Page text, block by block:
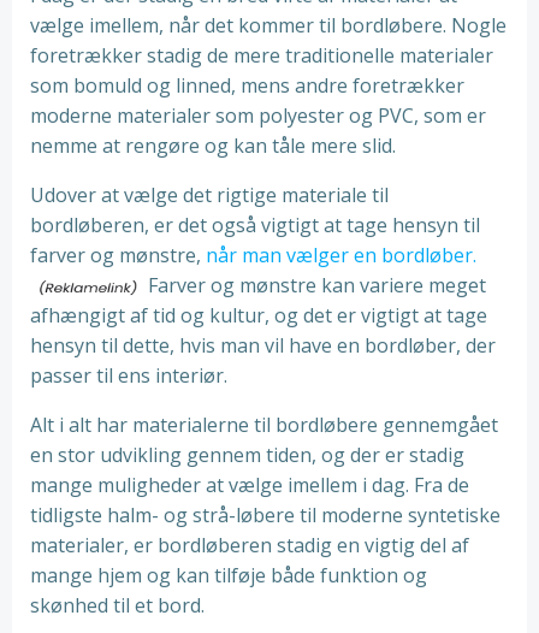
vælge imellem, når det kommer til bordløbere. Nogle
foretrækker stadig de mere traditionelle materialer
som bomuld og linned, mens andre foretrækker
moderne materialer som polyester og PVC, som er
nemme at rengøre og kan tåle mere slid.
Udover at vælge det rigtige materiale til
bordløberen, er det også vigtigt at tage hensyn til
farver og mønstre, når man vælger en bordløber.
Farver og mønstre kan variere meget
afhængigt af tid og kultur, og det er vigtigt at tage
hensyn til dette, hvis man vil have en bordløber, der
passer til ens interiør.
Alt i alt har materialerne til bordløbere gennemgået
en stor udvikling gennem tiden, og der er stadig
mange muligheder at vælge imellem i dag. Fra de
tidligste halm- og strå-løbere til moderne syntetiske
materialer, er bordløberen stadig en vigtig del af
mange hjem og kan tilføje både funktion og
skønhed til et bord.